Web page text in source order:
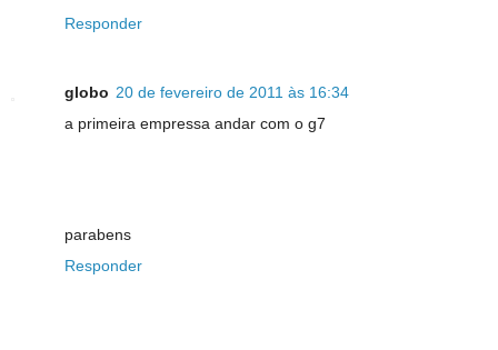
Responder
globo 20 de fevereiro de 2011 às 16:34
a primeira empressa andar com o g7
parabens
Responder